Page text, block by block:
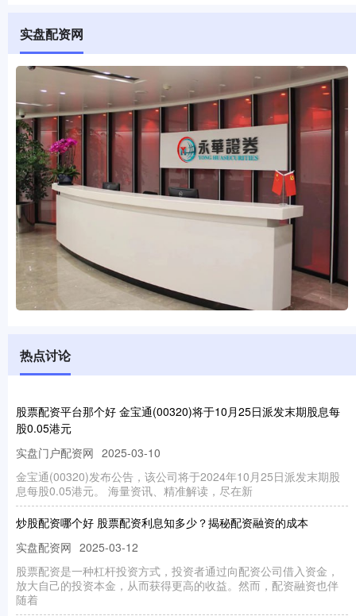
实盘配资网
热点讨论
股票配资平台那个好 金宝通(00320)将于10月25日派发末期股息每
股0.05港元
实盘门户配资网 2025-03-10
金宝通(00320)发布公告，该公司将于2024年10月25日派发末期股
息每股0.05港元。 海量资讯、精准解读，尽在新
炒股配资哪个好 股票配资利息知多少？揭秘配资融资的成本
实盘配资网 2025-03-12
股票配资是一种杠杆投资方式，投资者通过向配资公司借入资金，
放大自己的投资本金，从而获得更高的收益。然而，配资融资也伴
随着